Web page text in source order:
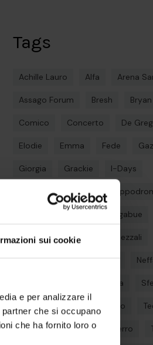
sui cookie
e per analizzare il
che si occupano
che ha fornito loro o
Tags
Achille Lauro Alfa Arena
Assago Forum Bresh
Comico Concerto De
Elodie Emma Fede
Giorgia Grackie I-Days
Ippodromo La Maura
Ligabue
Louis Tomlinson Max Pezzali
Milano Modà nayt
Parco della musica
Shiva Stadio Teatro
The Weeknd Tiziano Ferro